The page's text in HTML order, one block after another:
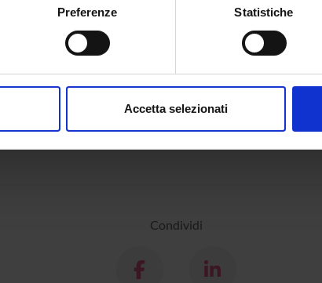
sulla tua posizione geografica, con
in qualsiasi momento dalla Dichiarazione sui
Preferenze Statistiche
Accetta selezionati
Condividi